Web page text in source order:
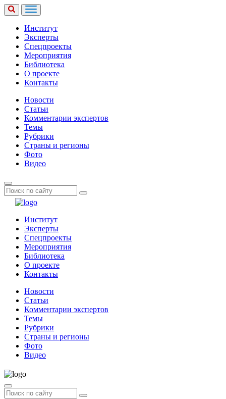
Институт
Эксперты
Спецпроекты
Мероприятия
Библиотека
О проекте
Контакты
Новости
Статьи
Комментарии экспертов
Темы
Рубрики
Страны и регионы
Фото
Видео
Институт
Эксперты
Спецпроекты
Мероприятия
Библиотека
О проекте
Контакты
Новости
Статьи
Комментарии экспертов
Темы
Рубрики
Страны и регионы
Фото
Видео